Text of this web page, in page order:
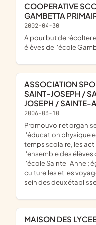
COOPERATIVE SCOLAIRE DE L'ECOLE
GAMBETTA
2002-04-30
A pour but de récolter et de gérer les fonds pour les
élèves de l'école
ASSOCIATION SPORTIVE ET CULTURELLE
SAINT-JOSEPH /
JOSEPH / SAINTE-
2006-03-10
promouvoir et organiser en prolongement de
l'éducation physique
temps scolaire, les
l'ensemble des
l'école Sainte-Anne ;
culturelles et les
sein des deux
MAISON DES